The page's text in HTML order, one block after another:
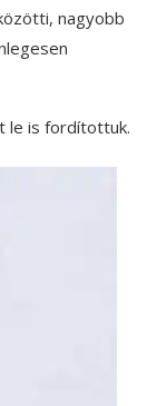
nagyobb
le is fordítottuk.